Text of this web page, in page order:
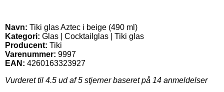
Navn: Tiki glas Aztec i beige (490 ml)
Kategori: Glas | Cocktailglas | Tiki glas
Producent: Tiki
Varenummer: 9997
EAN: 4260163323927
Vurderet til 4.5 ud af 5 stjerner baseret på 14 anmeldelser